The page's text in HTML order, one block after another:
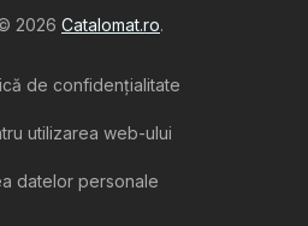
2026 Catalomat.ro.
de confidenţialitate
utilizarea web-ului
datelor personale